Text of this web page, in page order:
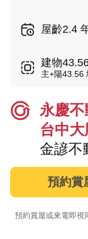
屋齡2.4
建物
主+陽43.56
永慶
台中
金諺不
預約賞
預約賞屋或來電即視